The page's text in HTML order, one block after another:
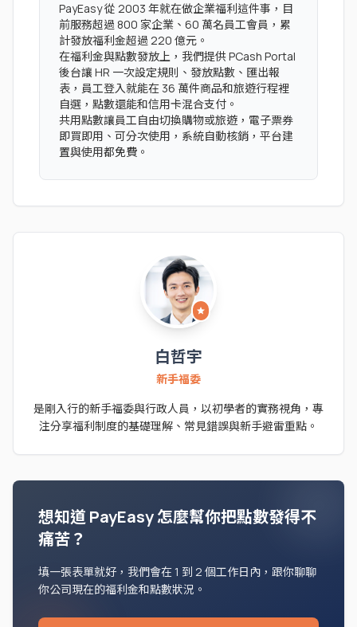
PayEasy 從 2003 年就在做企業福利這件事，目
前服務超過 800 家企業、60 萬名員工會員，累
計發放福利金超過 220 億元。
在福利金與點數發放上，我們提供 PCash Portal
後台讓 HR 一次設定規則、發放點數、匯出報
表，員工登入就能在 36 萬件商品和旅遊行程裡
自選，點數還能和信用卡混合支付。
共用點數讓員工自由切換購物或旅遊，電子票券
即買即用、可分次使用，系統自動核銷，平台建
置與使用都免費。
star
白哲宇
新手福委
是剛入行的新手福委與行政人員，以初學者的實務視角，專
注分享福利制度的基礎理解、常見錯誤與新手避雷重點。
想知道 PayEasy 怎麼幫你把點數發得不
痛苦？
填一張表單就好，我們會在 1 到 2 個工作日內，跟你聊聊
你公司現在的福利金和點數狀況。